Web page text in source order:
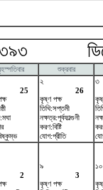
শুক্রবার
25
২
26
কৃষ্ণ পক্ষ
তিথি:সপ্তমী
নক্ষত্র:পূর্বফাল্গুনী
করণ:বিষ্টি
যোগ:প্রীতি
৩
2
৯
3
কৃষ্ণ পক্ষ
১০